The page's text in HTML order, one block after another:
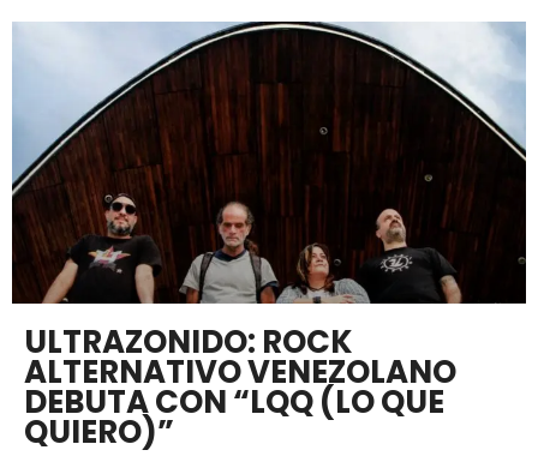
ULTRAZONIDO: ROCK
ALTERNATIVO VENEZOLANO
DEBUTA CON “LQQ (LO QUE
QUIERO)”